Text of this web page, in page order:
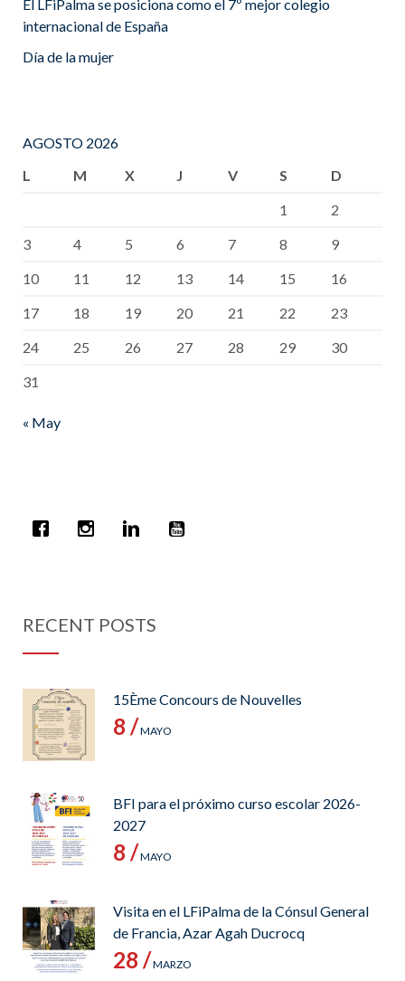
El LFiPalma se posiciona como el 7º mejor colegio
internacional de España
Día de la mujer
AGOSTO 2026
L
M X J V S
D
1
2
3
4 5 6 7 8
9
10
11 12 13 14 15
16
17
18 19 20 21 22
23
24
25 26 27 28 29
30
31
« May
RECENT POSTS
15Ème Concours de Nouvelles
8 /MAYO
BFI para el próximo curso escolar 2026-
2027
8 /MAYO
Visita en el LFiPalma de la Cónsul General
de Francia, Azar Agah Ducrocq
28 /MARZO